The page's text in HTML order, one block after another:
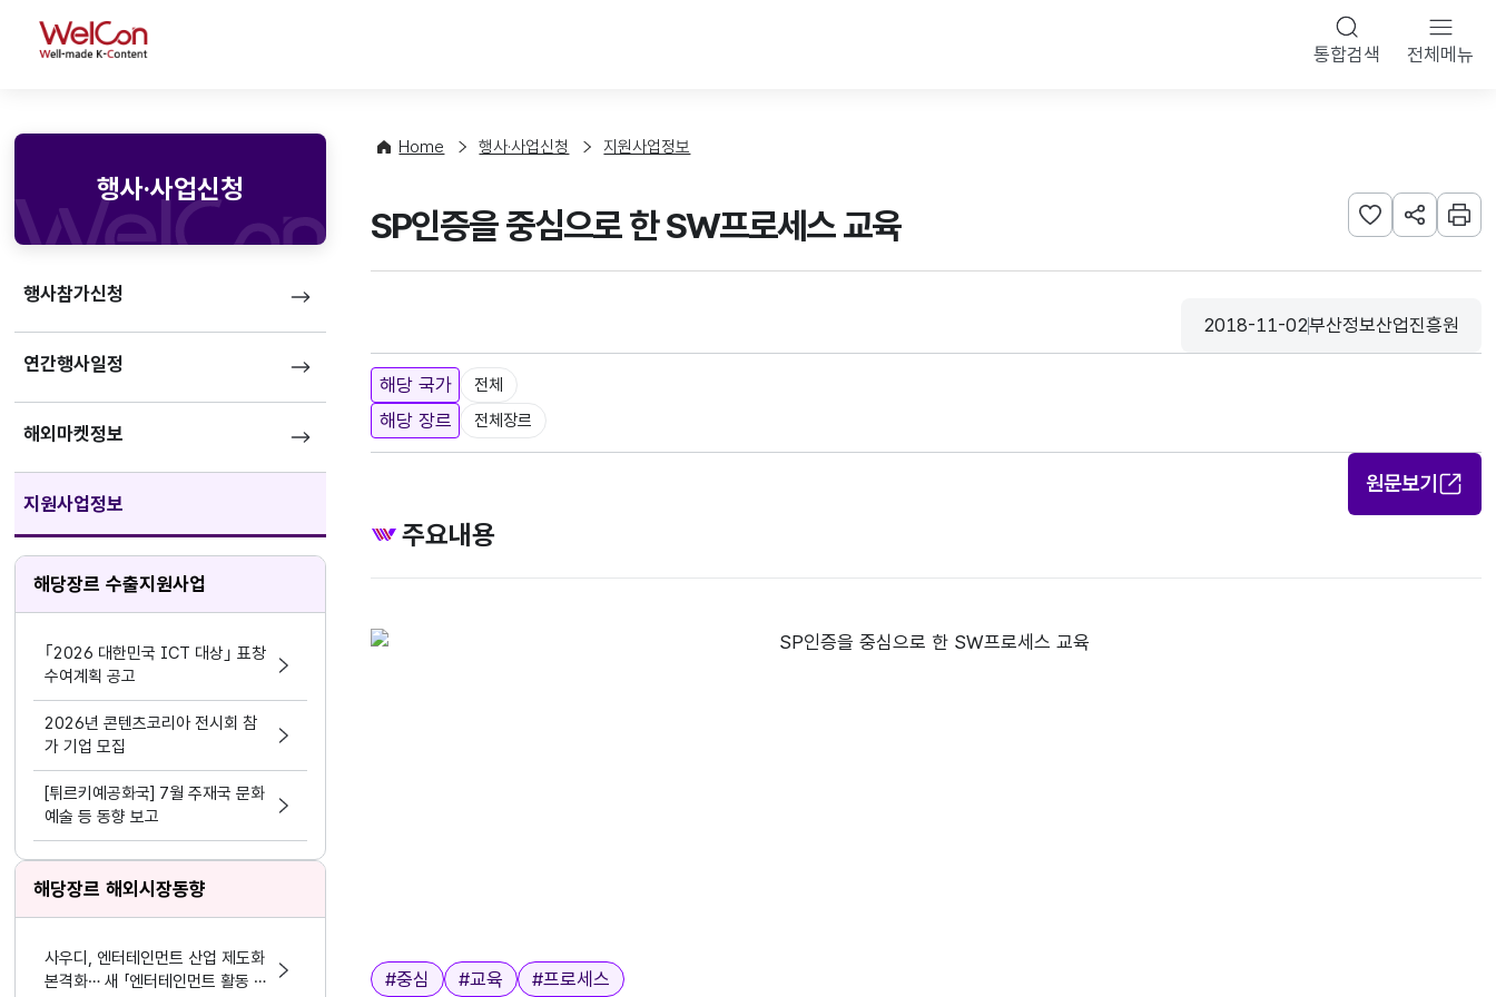
WelCon 통합검색 전체메뉴
행사·사업신청
행사참가신청
연간행사일정
해외마켓정보
지원사업정보
해당장르 수출지원사업
｢2026 대한민국 ICT 대상｣ 표창
수여계획 공고
2026년 콘텐츠코리아 전시회 참
가 기업 모집
[튀르키예공화국] 7월 주재국 문화
예술 등 동향 보고
해당장르 해외시장동향
사우디, 엔터테인먼트 산업 제도화
본격화… 새 「엔터테인먼트 활동 및
Home 행사·사업신청 지원사업정보
SP인증을 중심으로 한 SW프로세스 교육 관심사 등록하기
URL 공유하
인쇄
등록일
2018-11-02
수집기관
부산정보산업진흥원
해당 국가 전체
해당 장르 전체장르
원문보기
주요내용
태그
#중심 #교육 #프로세스